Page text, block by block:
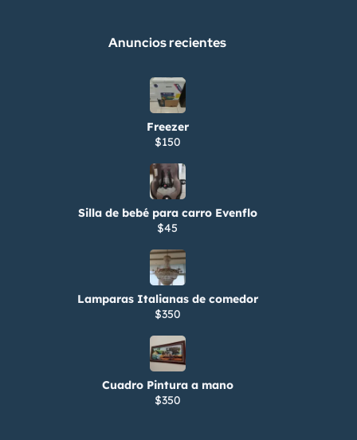
Anuncios recientes
Freezer
$150
Silla de bebé para carro Evenflo
$45
Lamparas Italianas de comedor
$350
Cuadro Pintura a mano
$350